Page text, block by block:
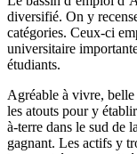
diversifié. On y
catégories. Ceux-ci
universitaire
étudiants.
Agréable à vivre,
les atouts pour y
à-terre dans le sud de
gagnant. Les actifs y